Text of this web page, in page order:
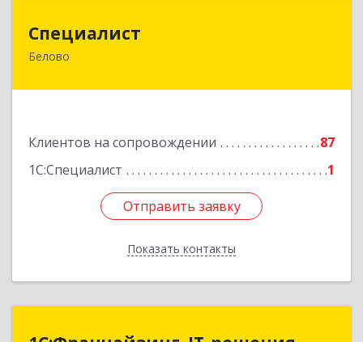
Специалист
Белово
Клиентов на сопровождении
87
1С:Специалист
1
Отправить заявку
Показать контакты
Кемеровская обл, Белово г, Ленина ул, дом №
Отправить заявку
Назад
1С:Франчайзинг. IT-решения